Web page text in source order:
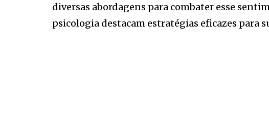
diversas abordagens para combater esse
psicologia destacam estratégias eficazes para